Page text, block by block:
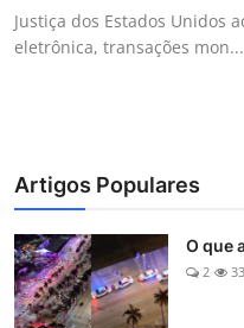
Justiça dos Estados Unidos
eletrônica, transações mon...
Artigos Populares
O que
2